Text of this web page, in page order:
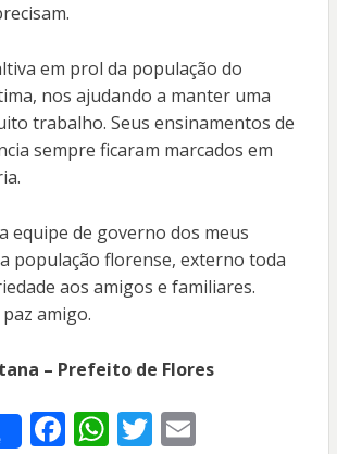
em prol da população do
nos ajudando a manter uma
trabalho. Seus ensinamentos de
sempre ficaram marcados em
equipe de governo dos meus
população florense, externo toda
aos amigos e familiares.
amigo.
– Prefeito de Flores
F W T E